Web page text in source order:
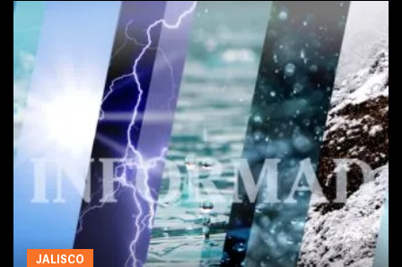
JALISCO